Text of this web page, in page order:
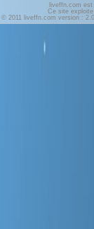
liveffn.com
Ce site
© 2011 liveffn.com version :